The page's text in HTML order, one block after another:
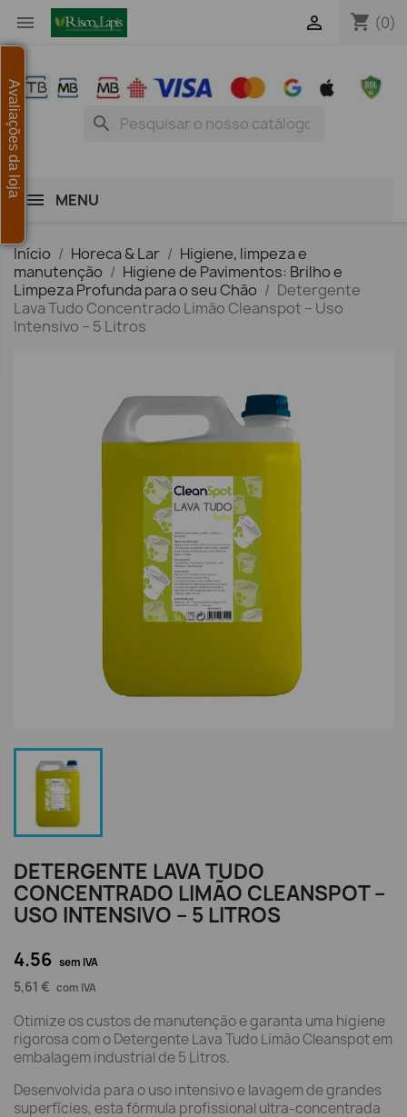
 shopping_cart (0)

search
MENU
Início Horeca & Lar
Higiene, limpeza e
manutenção
Higiene de Pavimentos: Brilho e
Limpeza Profunda para o seu Chão
Detergente
Lava Tudo Concentrado Limão Cleanspot – Uso
Intensivo – 5 Litros
DETERGENTE LAVA TUDO
CONCENTRADO LIMÃO CLEANSPOT –
USO INTENSIVO – 5 LITROS
4.56 sem IVA
5,61 € com IVA
Otimize os custos de manutenção e garanta uma higiene
rigorosa com o Detergente Lava Tudo Limão Cleanspot em
embalagem industrial de 5 Litros.
Desenvolvida para o uso intensivo e lavagem de grandes
superfícies, esta fórmula profissional ultra-concentrada
Avaliações da loja